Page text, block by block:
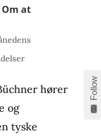
at
hører
og
tyske
Follow